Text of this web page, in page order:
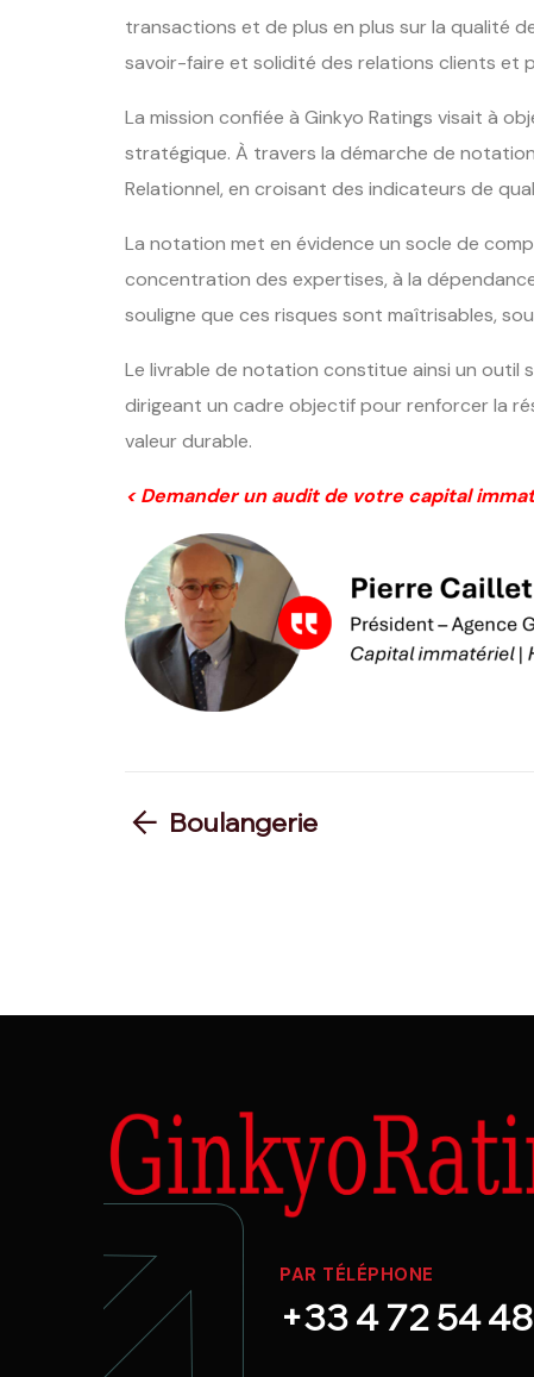
transactions et de plus en plus sur la qualité
savoir-faire et solidité des relations clients et
La mission confiée à Ginkyo Ratings visait à
stratégique. À travers la démarche de
Relationnel, en croisant des indicateurs de
La notation met en évidence un socle de
concentration des expertises, à la
souligne que ces risques sont maîtrisables,
Le livrable de notation constitue ainsi un outil
dirigeant un cadre objectif pour renforcer la
valeur durable.
< Demander un audit de votre capital
Boulangerie
PAR TÉLÉPHONE
+33 4 72 54